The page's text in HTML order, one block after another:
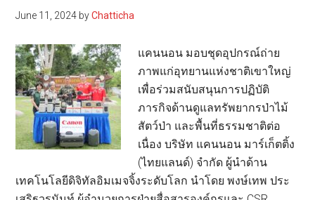
อุตสาหกรรม
ผลิต
สื่อ
ครบ
วงจร
June 11, 2024 byChatticha
แคนนอน มอบชุดอุปกรณ์ถ่าย
ภาพแก่อุทยานแห่งชาติเขาใหญ่
เพื่อร่วมสนับสนุนการปฏิบัติ
ภารกิจด้านดูแลทรัพยากรป่าไม้
สัตว์ป่า และพื้นที่ธรรมชาติต่อ
เนื่อง บริษัท แคนนอน มาร์เก็ตติ้ง
(ไทยแลนด์) จำกัด ผู้นำด้าน
เทคโนโลยีดิจิทัลอิมเมจจิ้งระดับโลก นำโดย พงษ์เทพ ประ